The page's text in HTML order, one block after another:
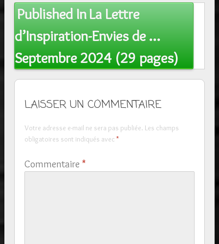
Post
navigation
Published InLa Lettre
d’Inspiration-Envies de …
Septembre 2024 (29 pages)
LAISSER UN COMMENTAIRE
Votre adresse e-mail ne sera pas publiée. Les champs
obligatoires sont indiqués avec *
Commentaire *